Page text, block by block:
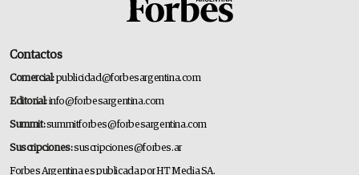
Contactos
Comercial:publicidad@forbesargentina.com
Editorial:info@forbesargentina.com
Summit:summitforbes@forbesargentina.com
Suscripciones:suscripciones@forbes.ar
Forbes Argentina es publicada por HT Media SA.